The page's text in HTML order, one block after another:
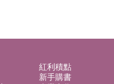
紅利積點
新手購書